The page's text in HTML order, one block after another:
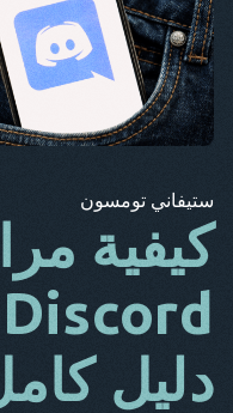
شارك هذه
تويتر فيسبوك
ستيفاني تومسون
كيفية
دليل